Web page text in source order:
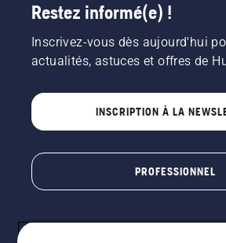
Restez informé(e) !
Inscrivez-vous dès aujourd'hui
actualités, astuces et offres de
INSCRIPTION À LA
PROFESSIONNEL